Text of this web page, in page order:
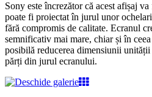
Sony este încrezător că acest afișaj
poate fi proiectat în jurul unor
fără compromis de calitate. Ecranul
semnificativ mai mare, chiar și în
posibilă reducerea dimensiunii
părți din jurul ecranului.